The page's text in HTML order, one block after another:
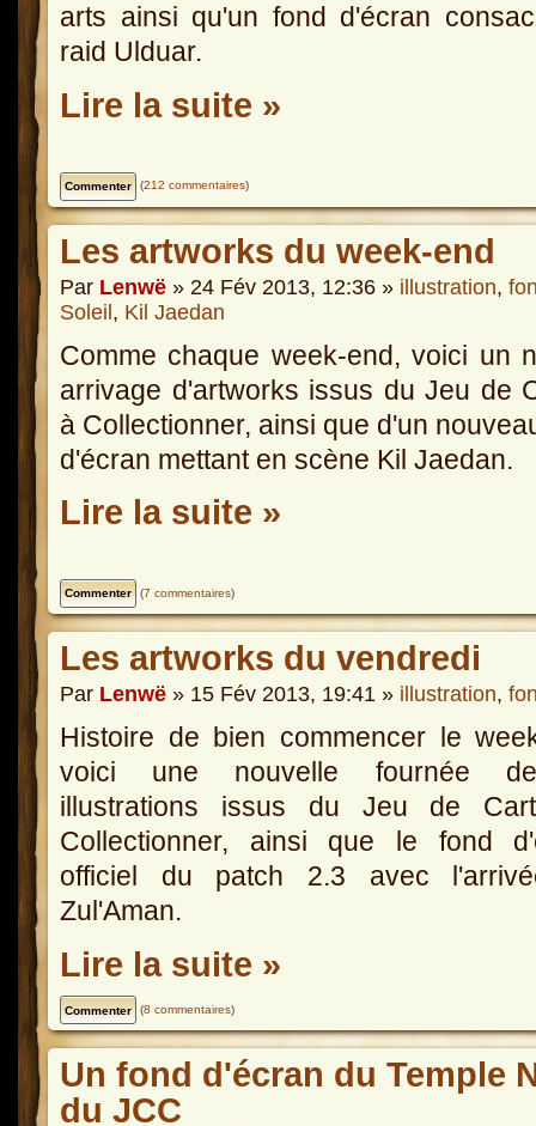
arts ainsi qu'un fond d'écran
raid Ulduar.
Lire la suite »
(212 commentaires)
Les artworks du week-end
Par Lenwë » 24 Fév 2013, 12:36 » illustration,
Soleil, Kil Jaedan
Comme chaque week-end, voici un
arrivage d'artworks issus du Jeu de
à Collectionner, ainsi que d'un
d'écran mettant en scène Kil Jaedan.
Lire la suite »
(7 commentaires)
Les artworks du vendredi
Par Lenwë » 15 Fév 2013, 19:41 » illustration,
Histoire de bien commencer le
voici une nouvelle fournée
illustrations issus du Jeu de
Collectionner, ainsi que le fond
officiel du patch 2.3 avec
Zul'Aman.
Lire la suite »
(8 commentaires)
Un fond d'écran du Temple
du JCC